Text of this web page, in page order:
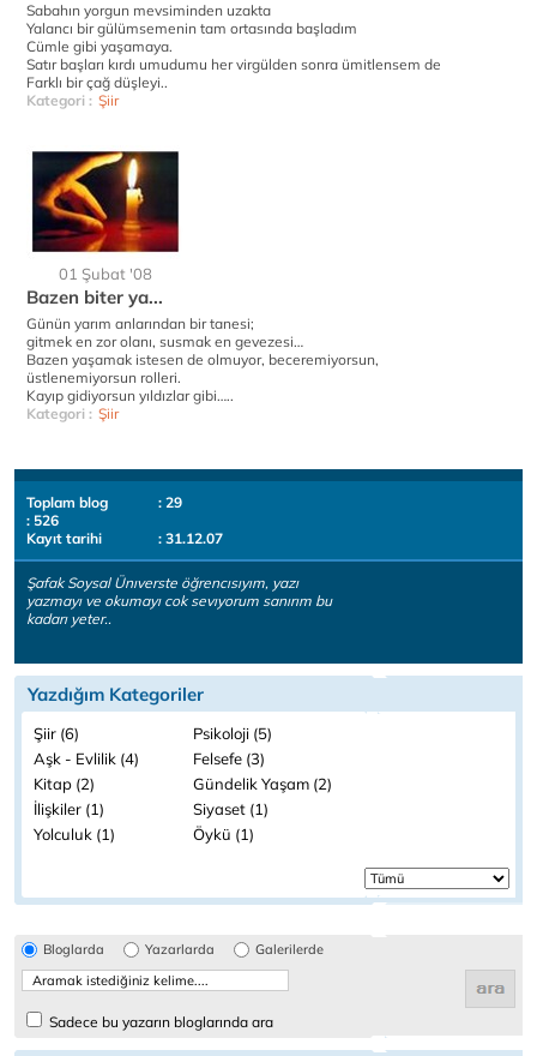
Sabahın yorgun mevsiminden uzakta
Yalancı bir gülümsemenin tam ortasında başladım
Cümle gibi yaşamaya.
Satır başları kırdı umudumu her virgülden sonra ümitlensem de
Farklı bir çağ düşleyi..
Kategori : Şiir
01 Şubat '08
Bazen biter ya...
Günün yarım anlarından bir tanesi;
gitmek en zor olanı, susmak en gevezesi…
Bazen yaşamak istesen de olmuyor, beceremiyorsun,
üstlenemiyorsun rolleri.
Kayıp gidiyorsun yıldızlar gibi…..
Kategori : Şiir
Toplam blog
: 29
: 526
Kayıt tarihi
: 31.12.07
Şafak Soysal Ünıverste öğrencısıyım, yazı
yazmayı ve okumayı cok sevıyorum sanırım bu
kadarı yeter..
Yazdığım Kategoriler
Şiir (6)
Psikoloji (5)
Aşk - Evlilik (4)
Felsefe (3)
Kitap (2)
Gündelik Yaşam (2)
İlişkiler (1)
Siyaset (1)
Yolculuk (1)
Öykü (1)
Bloglarda Yazarlarda Galerilerde
Sadece bu yazarın bloglarında ara